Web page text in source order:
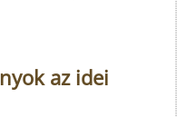
az idei